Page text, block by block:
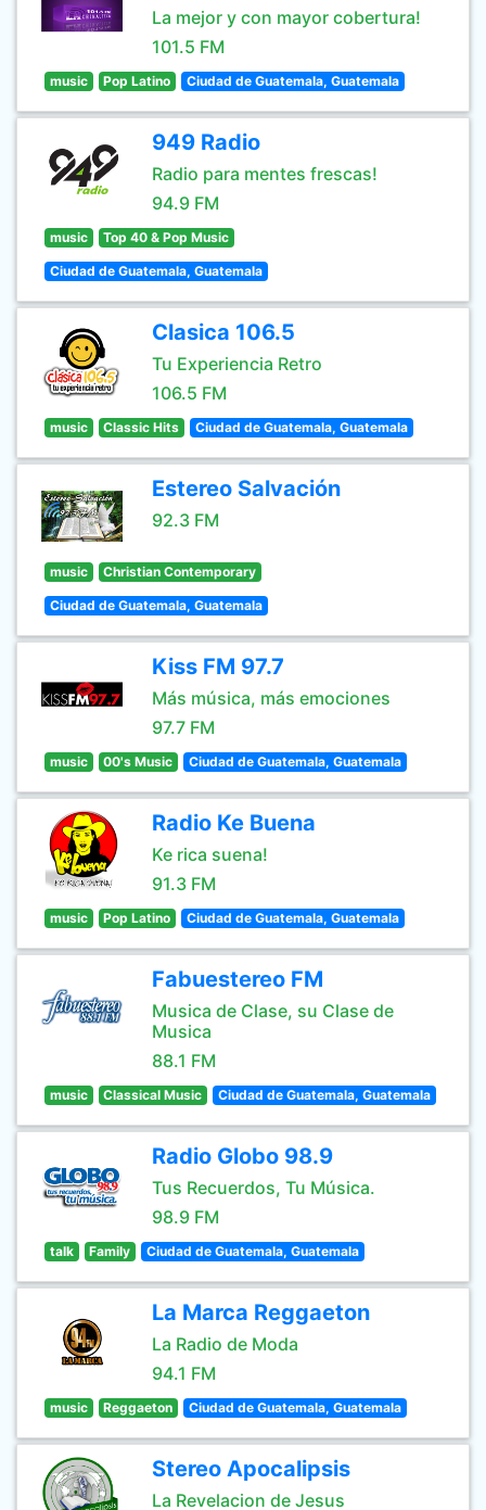
La mejor y con mayor cobertura!
101.5 FM
music Pop Latino Ciudad de Guatemala, Guatemala
949 Radio
Radio para mentes frescas!
94.9 FM
music Top 40 & Pop Music
Ciudad de Guatemala, Guatemala
Clasica 106.5
Tu Experiencia Retro
106.5 FM
music Classic Hits Ciudad de Guatemala, Guatemala
Estereo Salvación
92.3 FM
music Christian Contemporary
Ciudad de Guatemala, Guatemala
Kiss FM 97.7
Más música, más emociones
97.7 FM
music 00's Music Ciudad de Guatemala, Guatemala
Radio Ke Buena
Ke rica suena!
91.3 FM
music Pop Latino Ciudad de Guatemala, Guatemala
Fabuestereo FM
Musica de Clase, su Clase de
Musica
88.1 FM
music Classical Music Ciudad de Guatemala, Guatemala
Radio Globo 98.9
Tus Recuerdos, Tu Música.
98.9 FM
talk Family Ciudad de Guatemala, Guatemala
La Marca Reggaeton
La Radio de Moda
94.1 FM
music Reggaeton Ciudad de Guatemala, Guatemala
Stereo Apocalipsis
La Revelacion de Jesus